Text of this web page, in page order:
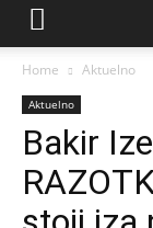
Home Aktuelno
Aktuelno
Bakir